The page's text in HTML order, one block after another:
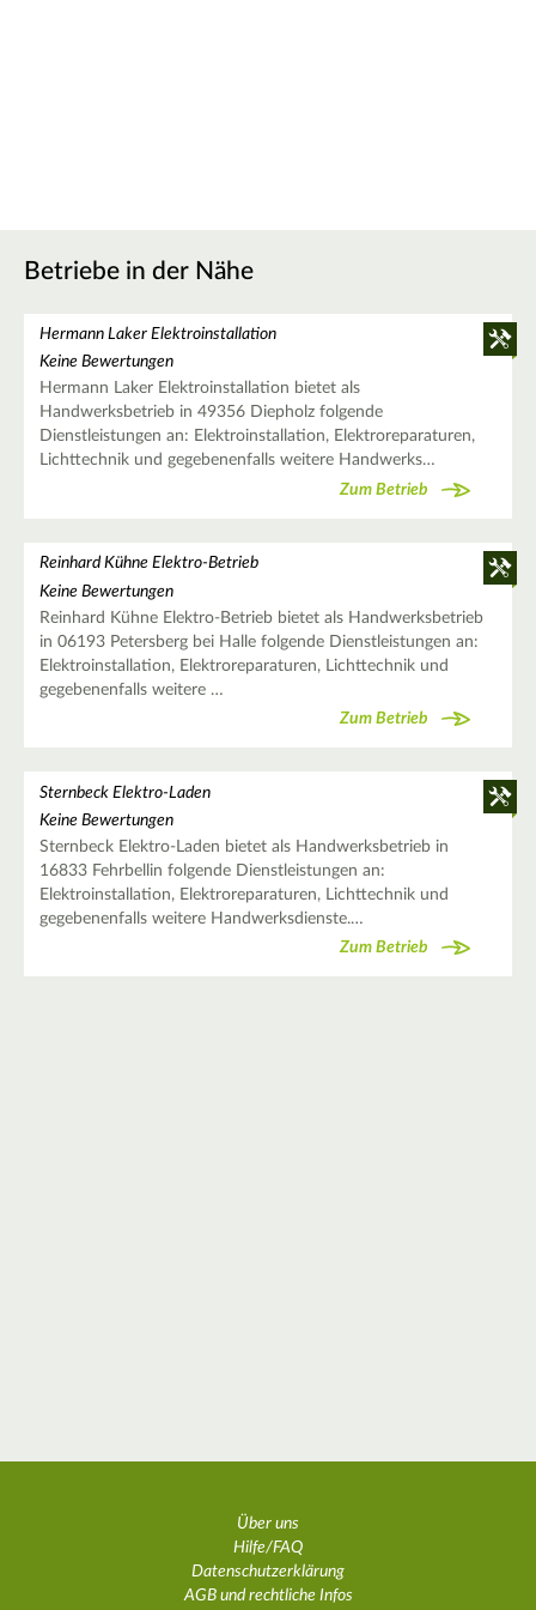
Betriebe in der Nähe
Hermann Laker Elektroinstallation
Keine Bewertungen
Hermann Laker Elektroinstallation bietet als
Handwerksbetrieb in 49356 Diepholz folgende
Dienstleistungen an: Elektroinstallation, Elektroreparaturen,
Lichttechnik und gegebenenfalls weitere Handwerks…
Zum Betrieb
Reinhard Kühne Elektro-Betrieb
Keine Bewertungen
Reinhard Kühne Elektro-Betrieb bietet als Handwerksbetrieb
in 06193 Petersberg bei Halle folgende Dienstleistungen an:
Elektroinstallation, Elektroreparaturen, Lichttechnik und
gegebenenfalls weitere …
Zum Betrieb
Sternbeck Elektro-Laden
Keine Bewertungen
Sternbeck Elektro-Laden bietet als Handwerksbetrieb in
16833 Fehrbellin folgende Dienstleistungen an:
Elektroinstallation, Elektroreparaturen, Lichttechnik und
gegebenenfalls weitere Handwerksdienste.…
Zum Betrieb
Über uns
Hilfe/FAQ
Datenschutzerklärung
AGB und rechtliche Infos